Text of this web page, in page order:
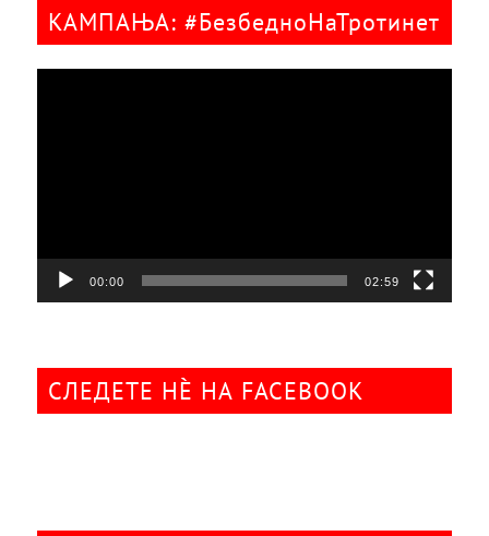
КАМПАЊА: #БезбедноНаТротинет
00:00 02:59
СЛЕДЕТЕ НÈ НА FACEBOOK